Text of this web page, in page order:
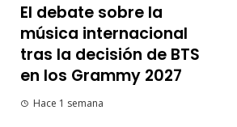
El debate sobre la
música internacional
tras la decisión de BTS
en los Grammy 2027
Hace 1 semana